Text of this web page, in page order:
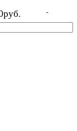
руб.